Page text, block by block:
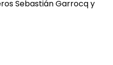
Sebastián Garrocq y